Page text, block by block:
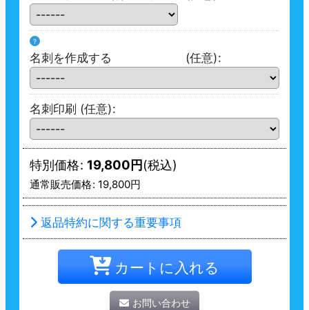
?
名刺を作成する (任意):
名刺印刷 (任意):
特別価格: 19,800円(税込)
通常販売価格: 19,800円
返品特約に関する重要事項
カートに入れる
お問い合わせ